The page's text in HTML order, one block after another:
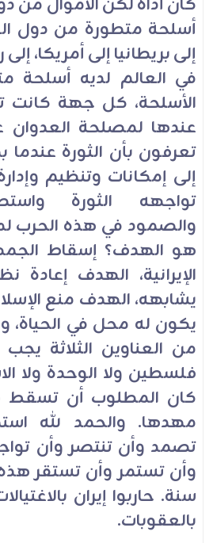
أسلحة متطورة من دول
إلى بريطانيا إلى أمريكا،
في العالم لديه أسلحة
الأسلحة، كل جهة
عندها لمصلحة العدوان
تعرفون بأن الثورة عندما
إلى إمكانات وتنظيم
تواجهه الثورة
هو الهدف؟ إسقاط
الإيرانية، الهدف إعادة
يشابهه، الهدف منع
يكون له محل في الحياة،
من العناوين الثلاثة
فلسطين ولا الوحدة ولا
كان المطلوب أن تسقط
مهدها. والحمد لله
تصمد وأن تنتصر وأن
سنة. حاربوا إيران
بالعقوبات.